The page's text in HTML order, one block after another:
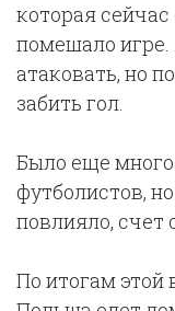
которая сейчас
помешало
атаковать, но
забить гол.
Было еще много
футболистов,
повлияло, счет
По итогам этой